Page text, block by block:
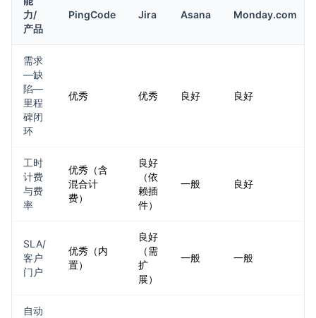
力/
产品
PingCode Jira Asana Monday.com
需求
—缺
陷—
里程
碑闭
环
优秀 优秀 良好 良好
工时
计费
与费
率
优秀（含
混合计
费）
良好
（依
赖插
件）
一般 良好
SLA/
客户
门户
优秀（内
置）
良好
（需
扩
展）
一般 一般
自动